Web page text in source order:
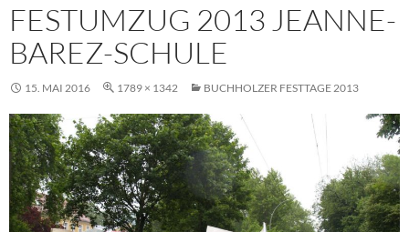
FESTUMZUG 2013 JEANNE-
BAREZ-SCHULE
15. MAI 2016 1789 × 1342 BUCHHOLZER FESTTAGE 2013